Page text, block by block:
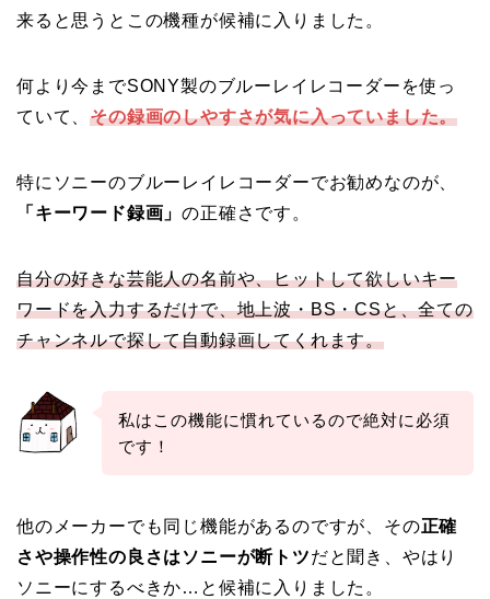
来ると思うとこの機種が候補に入りました。
何より今までSONY製のブルーレイレコーダーを使っ
ていて、その録画のしやすさが気に入っていました。
特にソニーのブルーレイレコーダーでお勧めなのが、
「キーワード録画」の正確さです。
自分の好きな芸能人の名前や、ヒットして欲しいキー
ワードを入力するだけで、地上波・BS・CSと、全ての
チャンネルで探して自動録画してくれます。
私はこの機能に慣れているので絶対に必須
です！
他のメーカーでも同じ機能があるのですが、その正確
さや操作性の良さはソニーが断トツだと聞き、やはり
ソニーにするべきか…と候補に入りました。